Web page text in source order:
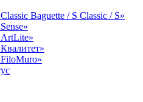
Baguette / S Classic / S»